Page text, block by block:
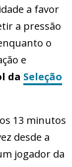
a favor
a pressão
o
e
da Seleção
13 minutos
desde a
jogador da